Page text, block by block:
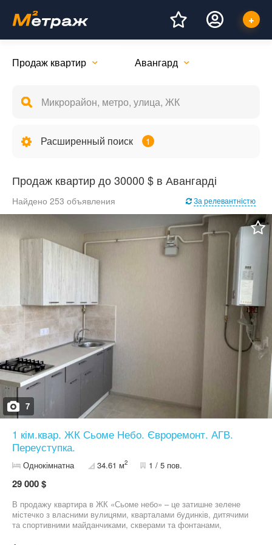
Продаж квартир Авангард
Расширенный поиск 1
Продаж квартир до 30000 $ в Авангарді
Найдено 253 объявления За релевантністю
7
1 кім.квар. ЖК Сьоме Небо. Євроремонт. АГВ.
Переуступка.
Однокімнатна 34.61 м2 1 / 5 пов.
29 000 $
В продажу квартира в ЖК «Сьоме небо» – це затишне зелене
містечко з власними вулицями, кварталами будинків, дитячими
та спортивними майданчиками, скверами та фонтанами,